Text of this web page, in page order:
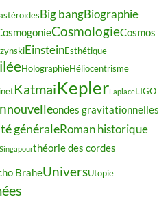
Big bangBiographie
CosmologieCosmos
EinsteinEsthétique
HolographieHéliocentrisme
KatmaiKeplerLaplaceLIGO
nouvelleondes gravitationnelles
généraleRoman historique
Singapourthéorie des cordes
BraheUniversUtopie